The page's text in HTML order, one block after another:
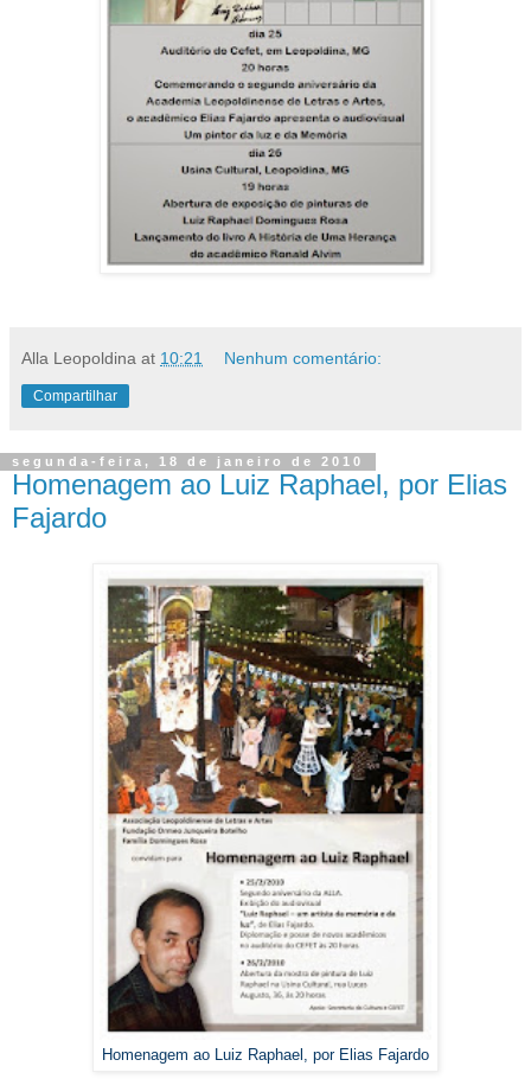
Alla Leopoldina at 10:21 Nenhum comentário:
Compartilhar
segunda-feira, 18 de janeiro de 2010
Homenagem ao Luiz Raphael, por Elias
Fajardo
Homenagem ao Luiz Raphael, por Elias Fajardo